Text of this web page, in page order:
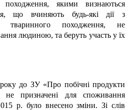
походження, якими визнаються
що вчиняють будь-які дії з
тваринного походження, не
людиною, та беруть участь у їх
до ЗУ «Про побічні продукти
не призначені для споживання
р. було внесено зміни. Зі слів